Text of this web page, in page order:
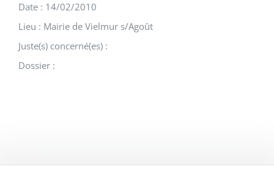
Date : 14/02/2010
Lieu : Mairie de Vielmur s/Agoût
Juste(s) concerné(es) :
Dossier :